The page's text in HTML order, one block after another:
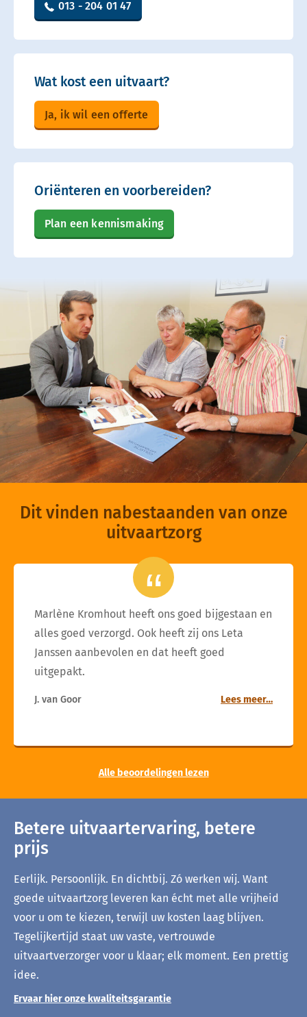
013 - 204 01 47
Wat kost een uitvaart?
Ja, ik wil een offerte
Oriënteren en voorbereiden?
Plan een kennismaking
Dit vinden nabestaanden van onze
uitvaartzorg
Marlène Kromhout heeft ons goed bijgestaan en
alles goed verzorgd. Ook heeft zij ons Leta
Janssen aanbevolen en dat heeft goed
uitgepakt.
J. van Goor Lees meer…
Alle beoordelingen lezen
Betere uitvaartervaring, betere
prijs
Eerlijk. Persoonlijk. En dichtbij. Zó werken wij. Want
goede uitvaartzorg leveren kan écht met alle vrijheid
voor u om te kiezen, terwijl uw kosten laag blijven.
Tegelijkertijd staat uw vaste, vertrouwde
uitvaartverzorger voor u klaar; elk moment. Een prettig
idee.
Ervaar hier onze kwaliteitsgarantie